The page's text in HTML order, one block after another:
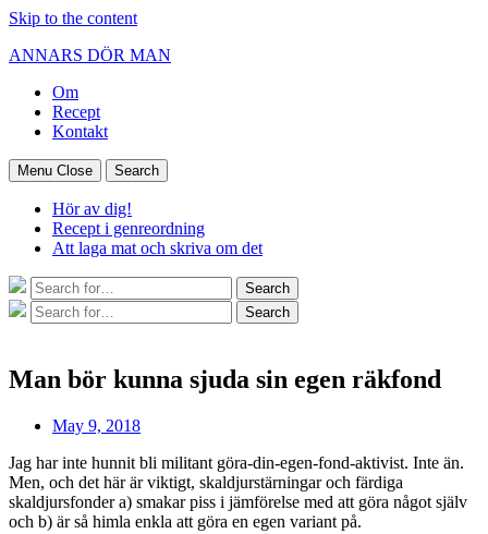
Skip to the content
ANNARS DÖR MAN
Om
Recept
Kontakt
Menu Close Search
Hör av dig!
Recept i genreordning
Att laga mat och skriva om det
Search
for:
Search
Search
for:
Search
Man bör kunna sjuda sin egen räkfond
Post
May 9, 2018
Jag har inte hunnit bli militant göra-din-egen-fond-aktivist. Inte än.
Men, och det här är viktigt, skaldjurstärningar och färdiga
skaldjursfonder a) smakar piss i jämförelse med att göra något själv
och b) är så himla enkla att göra en egen variant på.